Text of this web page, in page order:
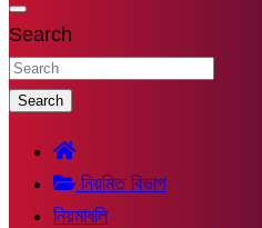
Search
Search
নিয়মিত বিভাগ
নিয়মাবলি